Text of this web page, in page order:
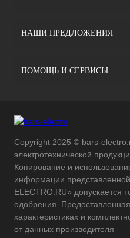
НАШИ ПРЕДЛОЖЕНИЯ
ПОМОЩЬ И СЕРВИСЫ
Copyright 2025 © bars-
электротехнической
Копирование и
информации
ELECTRO.RU» допускается
одобрения.
характеристиках и
от данных производителя